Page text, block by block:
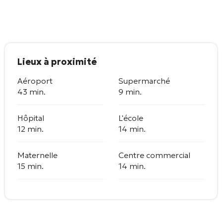
Lieux à proximité
Aéroport
43 min.
Supermarché
9 min.
Hôpital
12 min.
L'école
14 min.
Maternelle
15 min.
Centre commercial
14 min.